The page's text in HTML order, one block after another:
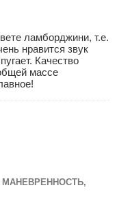
ламборджини, т.е.
нравится звук
Качество
массе